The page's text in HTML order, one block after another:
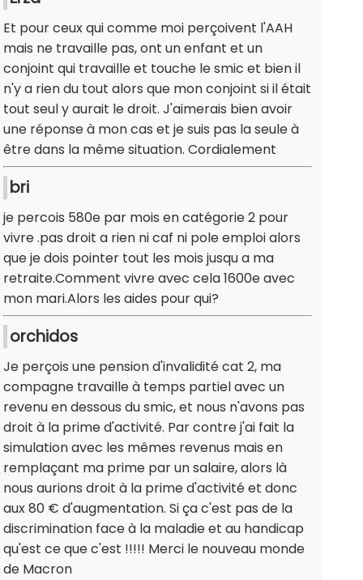
Et pour ceux qui comme moi perçoivent l'AAH
mais ne travaille pas, ont un enfant et un
conjoint qui travaille et touche le smic et bien il
n'y a rien du tout alors que mon conjoint si il était
tout seul y aurait le droit. J'aimerais bien avoir
une réponse à mon cas et je suis pas la seule à
être dans la même situation. Cordialement
bri
je percois 580e par mois en catégorie 2 pour
vivre .pas droit a rien ni caf ni pole emploi alors
que je dois pointer tout les mois jusqu a ma
retraite.Comment vivre avec cela 1600e avec
mon mari.Alors les aides pour qui?
orchidos
Je perçois une pension d'invalidité cat 2, ma
compagne travaille à temps partiel avec un
revenu en dessous du smic, et nous n'avons pas
droit à la prime d'activité. Par contre j'ai fait la
simulation avec les mêmes revenus mais en
remplaçant ma prime par un salaire, alors là
nous aurions droit à la prime d'activité et donc
aux 80 € d'augmentation. Si ça c'est pas de la
discrimination face à la maladie et au handicap
qu'est ce que c'est !!!!! Merci le nouveau monde
de Macron